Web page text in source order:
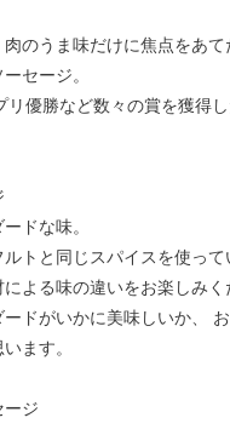
のうま味だけに焦点をあ
セージ。
リ優勝など数々の賞を獲得
ドな味。
トと同じスパイスを使って
よる味の違いをお楽しみく
ドがいかに美味しいか、
ます。
ージ